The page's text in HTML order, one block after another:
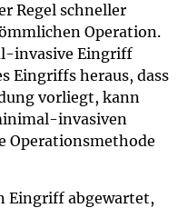
Regel schneller
Operation.
invasive Eingriff
Eingriffs heraus, dass
vorliegt, kann
invasiven
Operationsmethode
Eingriff abgewartet,